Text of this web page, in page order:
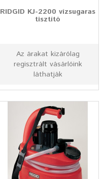
RIDGID KJ-2200 vízsugaras
tisztító
Az árakat kizárólag
regisztrált vásárlóink
láthatják